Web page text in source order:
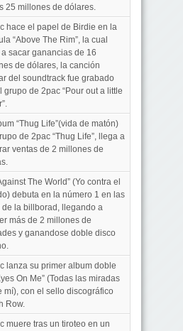
25 millones de dólares.
hace el papel de Birdie en la
“Above The Rim”, la cual
a sacar ganancias de 16
de dólares, la canción
del soundtrack fue grabado
grupo de 2pac “Pour out a little
“Thug Life”(vida de matón)
de 2pac “Thug Life”, llega a
ventas de 2 millones de
The World” (Yo contra el
debuta en la número 1 en las
de la billborad, llegando a
más de 2 millones de
y ganandose doble disco
lanza su primer album doble
On Me” (Todas las miradas
mí), con el sello discográfico
Row.
muere tras un tiroteo en un